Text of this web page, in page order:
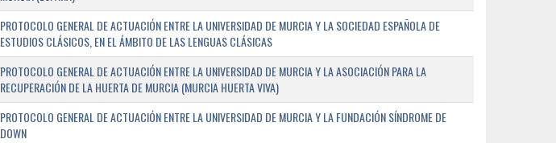
PROTOCOLO GENERAL DE ACTUACIÓN ENTRE LA UNIVERSIDAD DE MURCIA Y LA SOCIEDAD ESPAÑOLA DE
ESTUDIOS CLÁSICOS, EN EL ÁMBITO DE LAS LENGUAS CLÁSICAS
PROTOCOLO GENERAL DE ACTUACIÓN ENTRE LA UNIVERSIDAD DE MURCIA Y LA ASOCIACIÓN PARA LA
RECUPERACIÓN DE LA HUERTA DE MURCIA (MURCIA HUERTA VIVA)
PROTOCOLO GENERAL DE ACTUACIÓN ENTRE LA UNIVERSIDAD DE MURCIA Y LA FUNDACIÓN SÍNDROME DE
DOWN